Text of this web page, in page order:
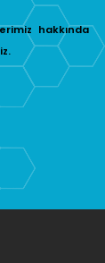
hakkında